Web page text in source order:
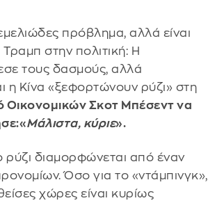
πρόβλημα, αλλά είναι
στην πολιτική: Η
τους δασμούς, αλλά
η Κίνα «ξεφορτώνουν ρύζι» στη
Σκοτ Μπέσεντ να
Μάλιστα, κύριε».
ρύζι διαμορφώνεται από έναν
Όσο για το «ντάμπινγκ»,
χώρες είναι κυρίως